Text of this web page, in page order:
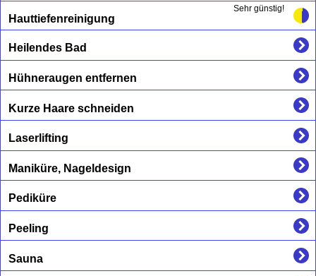
Sehr günstig!
Hauttiefenreinigung
Heilendes Bad
Hühneraugen entfernen
Kurze Haare schneiden
Laserlifting
Maniküre, Nageldesign
Pediküre
Peeling
Sauna